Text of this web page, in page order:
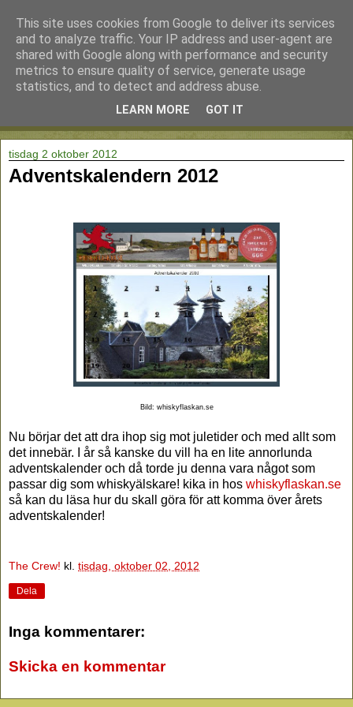
tisdag 2 oktober 2012
Adventskalendern 2012
Bild: whiskyflaskan.se
Nu börjar det att dra ihop sig mot juletider och med allt som
det innebär. I år så kanske du vill ha en lite annorlunda
adventskalender och då torde ju denna vara något som
passar dig som whiskyälskare! kika in hos whiskyflaskan.se
så kan du läsa hur du skall göra för att komma över årets
adventskalender!
The Crew! kl. tisdag, oktober 02, 2012
Dela
Inga kommentarer:
Skicka en kommentar
This site uses cookies from Google to deliver its services
and to analyze traffic. Your IP address and user-agent are
shared with Google along with performance and security
metrics to ensure quality of service, generate usage
statistics, and to detect and address abuse.
LEARN MORE GOT IT